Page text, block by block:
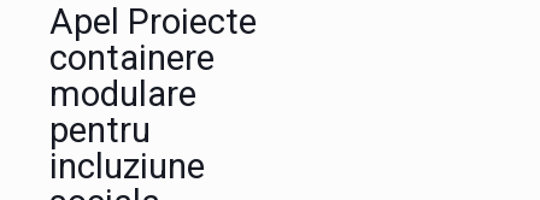
Apel Proiecte
containere
modulare
pentru
incluziune